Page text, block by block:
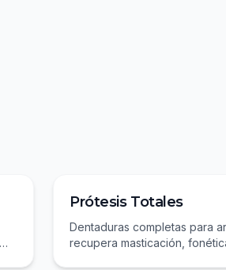
Prótesis Totales
Dentaduras completas para
recupera masticación,